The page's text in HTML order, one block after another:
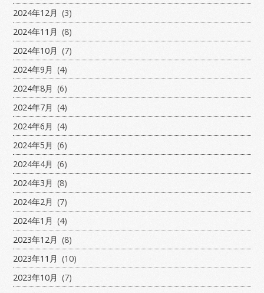
2024年12月 (3)
2024年11月 (8)
2024年10月 (7)
2024年9月 (4)
2024年8月 (6)
2024年7月 (4)
2024年6月 (4)
2024年5月 (6)
2024年4月 (6)
2024年3月 (8)
2024年2月 (7)
2024年1月 (4)
2023年12月 (8)
2023年11月 (10)
2023年10月 (7)